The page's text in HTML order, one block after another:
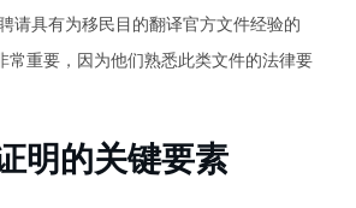
请具有为移民目的翻译官方文件经验的
常重要，因为他们熟悉此类文件的法律要
明的关键要素